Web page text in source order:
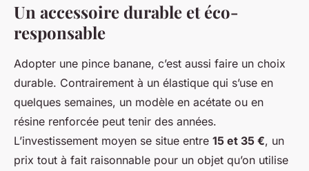
Un accessoire durable et éco-
responsable
Adopter une pince banane, c’est aussi faire un choix
durable. Contrairement à un élastique qui s’use en
quelques semaines, un modèle en acétate ou en
résine renforcée peut tenir des années.
L’investissement moyen se situe entre 15 et 35 €, un
prix tout à fait raisonnable pour un objet qu’on utilise